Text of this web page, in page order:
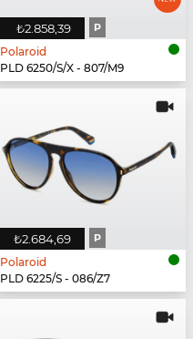
₺2.858,39 P
Polaroid
PLD 6250/S/X - 807/M9
₺2.684,69 P
Polaroid
PLD 6225/S - 086/Z7